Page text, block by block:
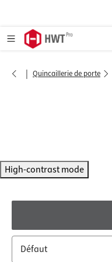
| Quincaillerie de porte
High-contrast mode